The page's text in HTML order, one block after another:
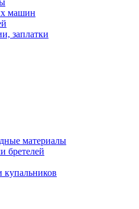
машин
заплатки
материалы
бретелей
купальников